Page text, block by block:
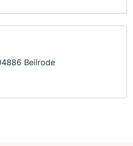
Beilrode